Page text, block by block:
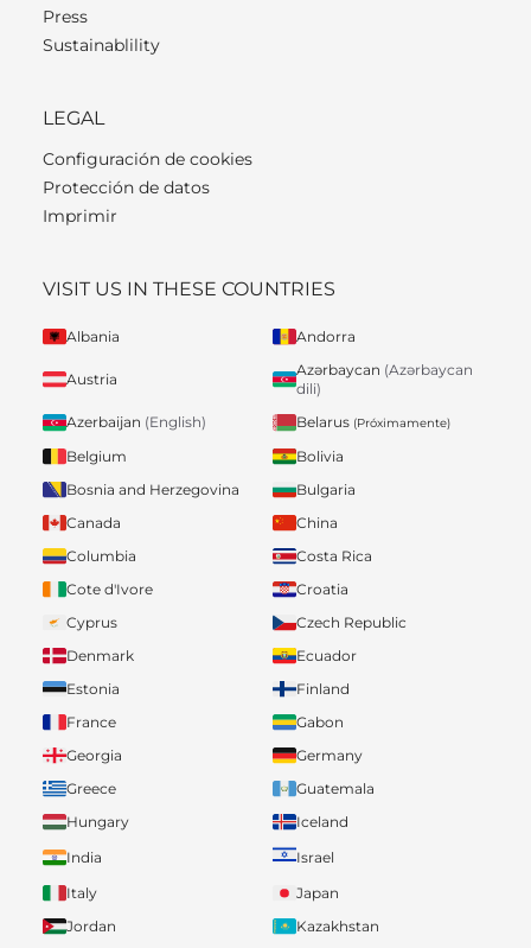
Press
Sustainablility
LEGAL
Configuración de cookies
Protección de datos
Imprimir
VISIT US IN THESE COUNTRIES
Albania Andorra
Austria
Azərbaycan (Azərbaycan
dili)
Azerbaijan (English) Belarus (Próximamente)
Belgium
Bolivia
Bosnia and Herzegovina
Bulgaria
Canada
China
Columbia
Costa Rica
Cote d'Ivore
Croatia
Cyprus
Czech Republic
Denmark
Ecuador
Estonia
Finland
France
Gabon
Georgia
Germany
Greece
Guatemala
Hungary
Iceland
India
Israel
Italy
Japan
Jordan
Kazakhstan